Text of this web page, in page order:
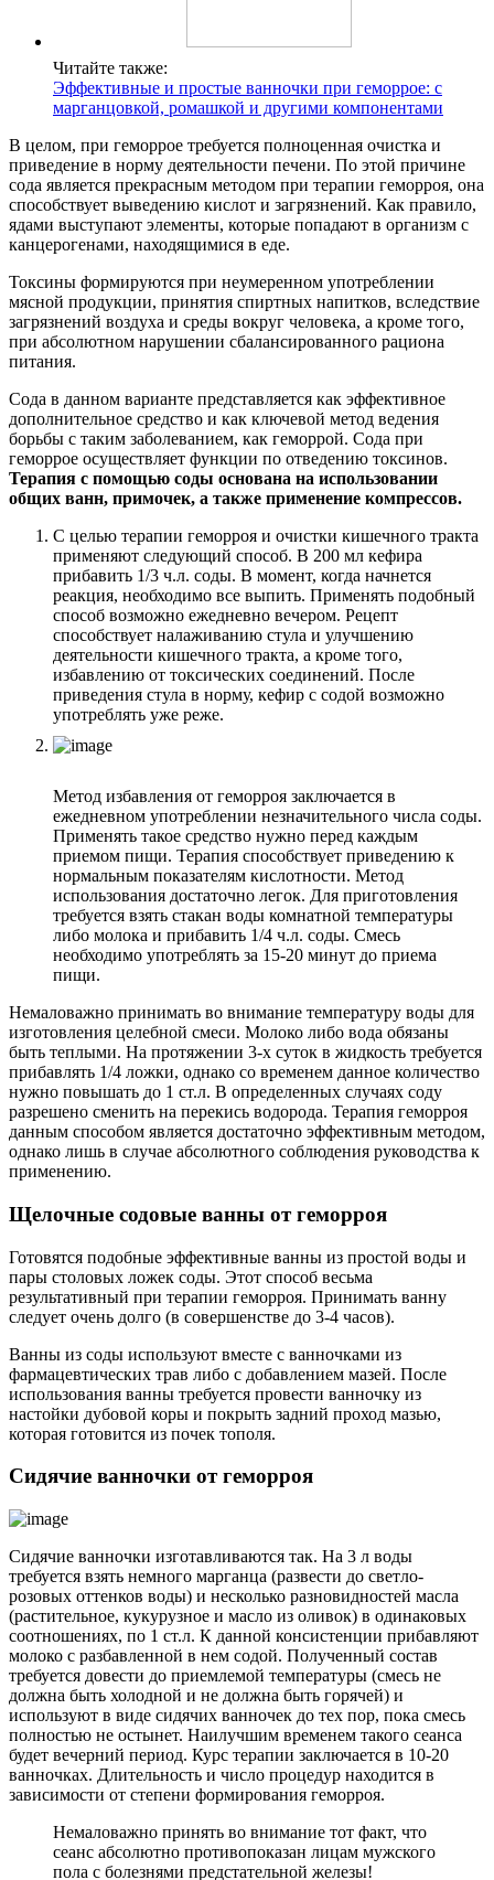
Читайте также:
Эффективные и простые ванночки при геморрое: с
марганцовкой, ромашкой и другими компонентами
В целом, при геморрое требуется полноценная очистка и
приведение в норму деятельности печени. По этой причине
сода является прекрасным методом при терапии геморроя, она
способствует выведению кислот и загрязнений. Как правило,
ядами выступают элементы, которые попадают в организм с
канцерогенами, находящимися в еде.
Токсины формируются при неумеренном употреблении
мясной продукции, принятия спиртных напитков, вследствие
загрязнений воздуха и среды вокруг человека, а кроме того,
при абсолютном нарушении сбалансированного рациона
питания.
Сода в данном варианте представляется как эффективное
дополнительное средство и как ключевой метод ведения
борьбы с таким заболеванием, как геморрой. Сода при
геморрое осуществляет функции по отведению токсинов.
Терапия с помощью соды основана на использовании
общих ванн, примочек, а также применение компрессов.
С целью терапии геморроя и очистки кишечного тракта
применяют следующий способ. В 200 мл кефира
прибавить 1/3 ч.л. соды. В момент, когда начнется
реакция, необходимо все выпить. Применять подобный
способ возможно ежедневно вечером. Рецепт
способствует налаживанию стула и улучшению
деятельности кишечного тракта, а кроме того,
избавлению от токсических соединений. После
приведения стула в норму, кефир с содой возможно
употреблять уже реже.
Метод избавления от геморроя заключается в
ежедневном употреблении незначительного числа соды.
Применять такое средство нужно перед каждым
приемом пищи. Терапия способствует приведению к
нормальным показателям кислотности. Метод
использования достаточно легок. Для приготовления
требуется взять стакан воды комнатной температуры
либо молока и прибавить 1/4 ч.л. соды. Смесь
необходимо употреблять за 15-20 минут до приема
пищи.
Немаловажно принимать во внимание температуру воды для
изготовления целебной смеси. Молоко либо вода обязаны
быть теплыми. На протяжении 3-х суток в жидкость требуется
прибавлять 1/4 ложки, однако со временем данное количество
нужно повышать до 1 ст.л. В определенных случаях соду
разрешено сменить на перекись водорода. Терапия геморроя
данным способом является достаточно эффективным методом,
однако лишь в случае абсолютного соблюдения руководства к
применению.
Щелочные содовые ванны от геморроя
Готовятся подобные эффективные ванны из простой воды и
пары столовых ложек соды. Этот способ весьма
результативный при терапии геморроя. Принимать ванну
следует очень долго (в совершенстве до 3-4 часов).
Ванны из соды используют вместе с ванночками из
фармацевтических трав либо с добавлением мазей. После
использования ванны требуется провести ванночку из
настойки дубовой коры и покрыть задний проход мазью,
которая готовится из почек тополя.
Сидячие ванночки от геморроя
Сидячие ванночки изготавливаются так. На 3 л воды
требуется взять немного марганца (развести до светло-
розовых оттенков воды) и несколько разновидностей масла
(растительное, кукурузное и масло из оливок) в одинаковых
соотношениях, по 1 ст.л. К данной консистенции прибавляют
молоко с разбавленной в нем содой. Полученный состав
требуется довести до приемлемой температуры (смесь не
должна быть холодной и не должна быть горячей) и
используют в виде сидячих ванночек до тех пор, пока смесь
полностью не остынет. Наилучшим временем такого сеанса
будет вечерний период. Курс терапии заключается в 10-20
ванночках. Длительность и число процедур находится в
зависимости от степени формирования геморроя.
Немаловажно принять во внимание тот факт, что
сеанс абсолютно противопоказан лицам мужского
пола с болезнями предстательной железы!